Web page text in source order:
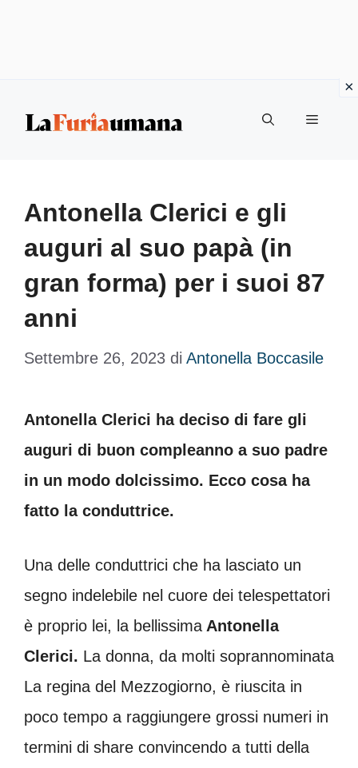
Menu
Antonella Clerici e gli
auguri al suo papà (in
gran forma) per i suoi 87
anni
Settembre 26, 2023 di Antonella Boccasile
Antonella Clerici ha deciso di fare gli
auguri di buon compleanno a suo padre
in un modo dolcissimo. Ecco cosa ha
fatto la conduttrice.
Una delle conduttrici che ha lasciato un
segno indelebile nel cuore dei telespettatori
è proprio lei, la bellissima Antonella
Clerici. La donna, da molti soprannominata
La regina del Mezzogiorno, è riuscita in
poco tempo a raggiungere grossi numeri in
termini di share convincendo a tutti della